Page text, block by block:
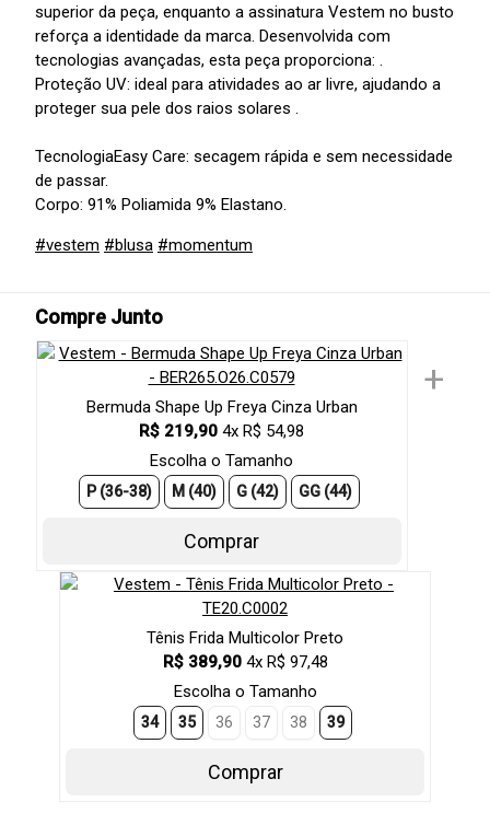
superior da peça, enquanto a assinatura Vestem no busto
reforça a identidade da marca. Desenvolvida com
tecnologias avançadas, esta peça proporciona: .
Proteção UV: ideal para atividades ao ar livre, ajudando a
proteger sua pele dos raios solares .
TecnologiaEasy Care: secagem rápida e sem necessidade
de passar.
Corpo: 91% Poliamida 9% Elastano.
#vestem #blusa #momentum
Compre Junto
Bermuda Shape Up Freya Cinza Urban
R$ 219,90 4x R$ 54,98
Escolha o Tamanho
P (36-38) M (40) G (42) GG (44)
Comprar
+
Tênis Frida Multicolor Preto
R$ 389,90 4x R$ 97,48
Escolha o Tamanho
34 35 36 37 38 39
Comprar